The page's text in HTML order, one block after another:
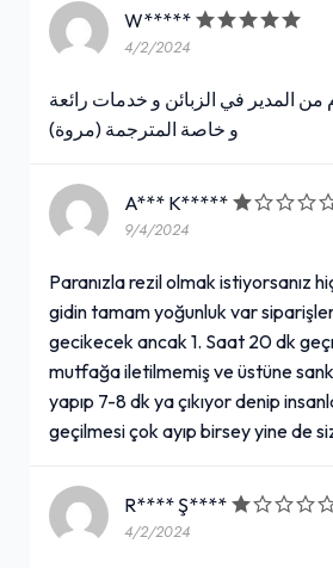
W*****
4/2/2024
من المدير في الزبائن و خدمات رائعة
و خاصة المترجمة (مروة)
A*** K*****
9/4/2024
Paranızla rezil olmak istiyorsanız
gidin tamam yoğunluk var
gecikecek ancak 1. Saat 20 dk
mutfağa iletilmemiş ve üstüne
yapıp 7-8 dk ya çıkıyor denip
geçilmesi çok ayıp birsey yine de
R**** Ş****
4/2/2024